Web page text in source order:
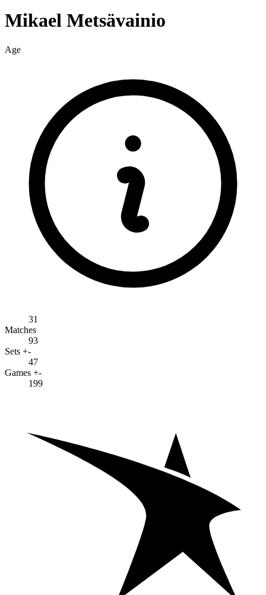
Mikael Metsävainio
Age
31
Matches
93
Sets +-
47
Games +-
199